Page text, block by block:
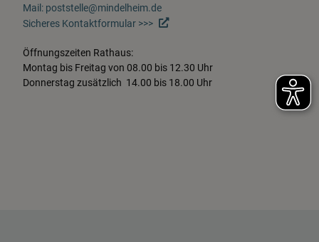
Mail: poststelle@mindelheim.de
Sicheres Kontaktformular >>>
Öffnungszeiten Rathaus:
Montag bis Freitag von 08.00 bis 12.30 Uhr
Donnerstag zusätzlich 14.00 bis 18.00 Uhr